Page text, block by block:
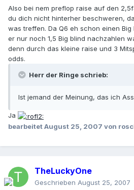
Also bei nem preflop raise auf den
du dich nicht hinterher beschweren,
was treffen. Da Q6 eh schon einen
er nur noch 1,5 Big blind nachzahlen
denn durch das kleine raise und 3
odds.
Herr der Ringe schrieb:
Ist jemand der Meinung, das ich
Ja
bearbeitetAugust 25, 2007 von
TheLuckyOne
Geschrieben August 25, 2007